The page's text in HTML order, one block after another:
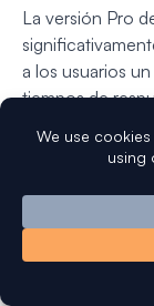
La versión Pro
a los usuarios
tiempos de
Es importante
de la comunidad
SMTP y Easy